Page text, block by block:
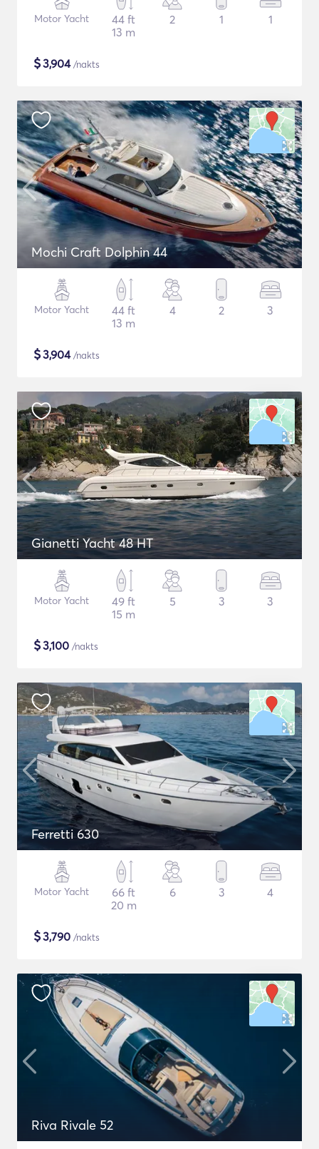
Motor Yacht
44 ft
13 m
2 1 1
$3,904/nakts
Mochi Craft Dolphin 44
Motor Yacht
44 ft
13 m
4 2 3
$3,904/nakts
Gianetti Yacht 48 HT
Motor Yacht
49 ft
15 m
5 3 3
$3,100 /nakts
Ferretti 630
Motor Yacht
66 ft
20 m
6 3 4
$3,790 /nakts
Riva Rivale 52